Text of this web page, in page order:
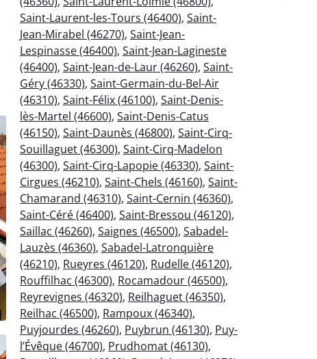
Saint-Laurent-les-Tours (46400), Saint-
Jean-Mirabel (46270), Saint-Jean-
Lespinasse (46400), Saint-Jean-Lagineste
(46400), Saint-Jean-de-Laur (46260), Saint-
Géry (46330), Saint-Germain-du-Bel-Air
(46310), Saint-Félix (46100), Saint-Denis-
lès-Martel (46600), Saint-Denis-Catus
(46150), Saint-Daunès (46800), Saint-Cirq-
Souillaguet (46300), Saint-Cirq-Madelon
(46300), Saint-Cirq-Lapopie (46330), Saint-
Cirgues (46210), Saint-Chels (46160), Saint-
Chamarand (46310), Saint-Cernin (46360),
Saint-Céré (46400), Saint-Bressou (46120),
Saillac (46260), Saignes (46500), Sabadel-
Lauzès (46360), Sabadel-Latronquière
(46210), Rueyres (46120), Rudelle (46120),
Rouffilhac (46300), Rocamadour (46500),
Reyrevignes (46320), Reilhaguet (46350),
Reilhac (46500), Rampoux (46340),
Puyjourdes (46260), Puybrun (46130), Puy-
l’Évêque (46700), Prudhomat (46130),